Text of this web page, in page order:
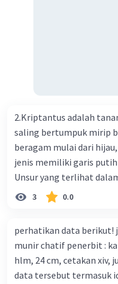
ilmuwan bekerja dalam
bersama sejumlah
Beberapa waktu lalu,
Virus dari Institut Peter
kekebalan, Melbourne,
mengembangkan virus
tubuh pasien yang terinfeksi
yang sesuai dengan
serangan virus Corona
tersebut. B. Para ilmuan
corona yang menjadi
karena persebarannya
2.Kriptantus adalah
saling bertumpuk mirip
beragam mulai dari
jenis memiliki garis
Unsur yang terlihat
adalah... A. cara menyajikan isi buku B. bahasa yang
digunakan C. tokoh dan
3 0.0
perhatikan data berikut! judul : gurunya manusia penulis :
munir chatif penerbit : kaifa learning dimensi : xx = 256
hlm, 24 cm, cetakan xiv, juni 2014 , isbn :
data tersebut termasuk